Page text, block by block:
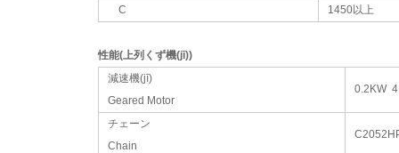
C
1450以上
性能(上列くず機(jī))
減速機(jī)
Geared Motor
0.2KW
チェーン
Chain